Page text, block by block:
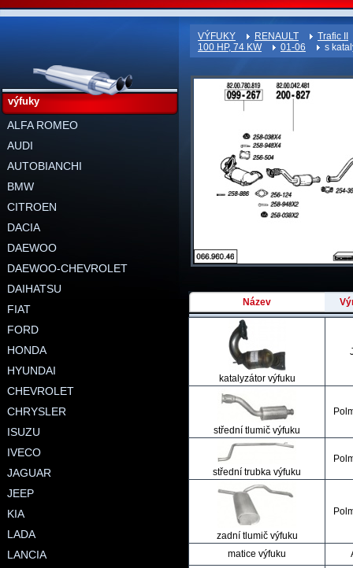
VÝFUKY RENAULT
Trafic II
100 HP, 74 KW
01-06 s
Název
katalyzátor výfuku
střední tlumič výfuku
střední trubka výfuku
zadní tlumič výfuku
matice výfuku
výfuky
ALFA ROMEO
AUDI
AUTOBIANCHI
BMW
CITROEN
DACIA
DAEWOO
DAEWOO-CHEVROLET
DAIHATSU
FIAT
FORD
HONDA
HYUNDAI
CHEVROLET
CHRYSLER
ISUZU
IVECO
JAGUAR
JEEP
KIA
LADA
LANCIA